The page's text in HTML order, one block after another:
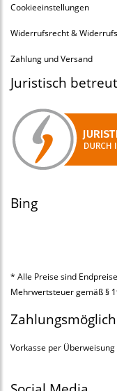
Cookieeinstellungen
Widerrufsrecht &
Zahlung und Versand
Juristisch betreut
Bing
* Alle Preise sind
Mehrwertsteuer gemäß §
Vorkasse per Überweisung